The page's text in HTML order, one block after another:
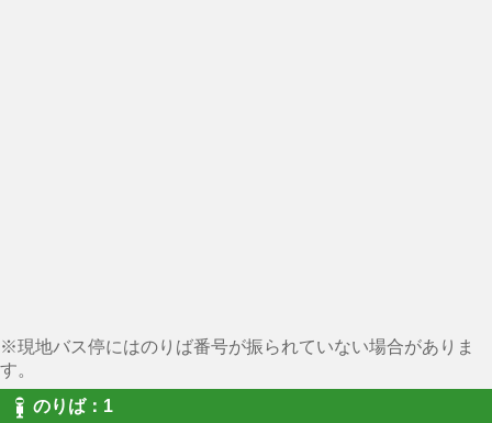
※現地バス停にはのりば番号が振られていない場合がありま
す。
のりば：1